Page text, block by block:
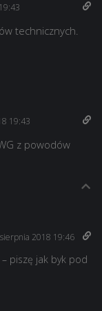
technicznych.
19:43
z powodów
2018 19:46
piszę jak byk pod